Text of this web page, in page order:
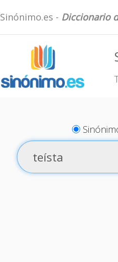
Sinónimo.es - Diccionario